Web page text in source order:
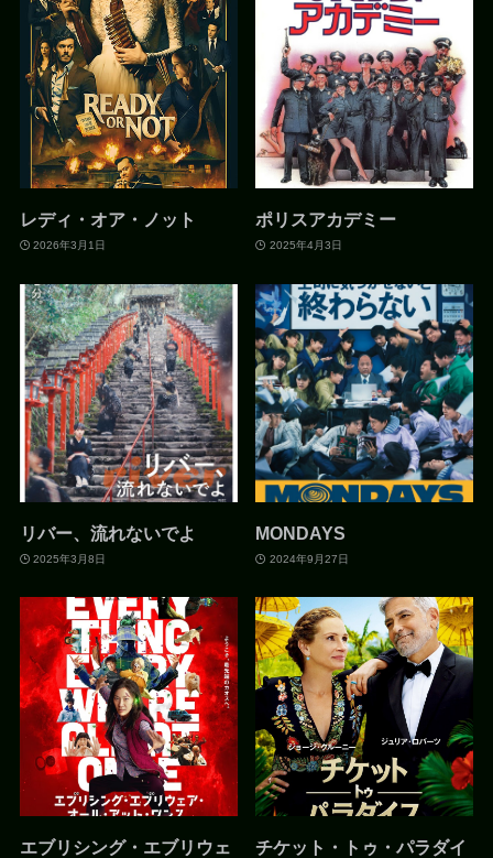
レディ・オア・ノット
2026年3月1日
ポリスアカデミー
2025年4月3日
リバー、流れないでよ
2025年3月8日
MONDAYS
2024年9月27日
エブリシング・エブリウェ
チケット・トゥ・パラダイ